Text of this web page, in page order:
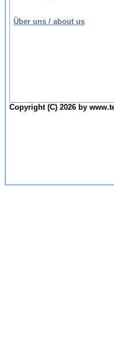
Über uns / about us
Copyright (C) 2026 by